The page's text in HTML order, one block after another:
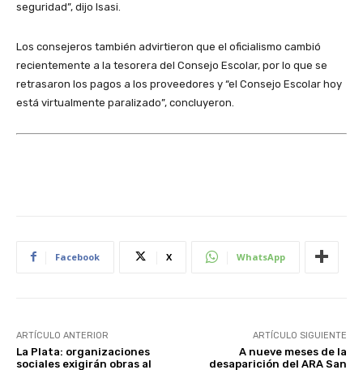
seguridad”, dijo Isasi.
Los consejeros también advirtieron que el oficialismo cambió
recientemente a la tesorera del Consejo Escolar, por lo que se
retrasaron los pagos a los proveedores y “el Consejo Escolar hoy
está virtualmente paralizado”, concluyeron.
Facebook X WhatsApp
ARTÍCULO ANTERIOR
La Plata: organizaciones
sociales exigirán obras al
ARTÍCULO SIGUIENTE
A nueve meses de la
desaparición del ARA San